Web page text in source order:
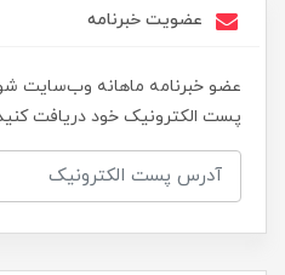
عضویت خبرنامه
عضو خبرنامه ماهانه وب‌سایت
پست الکترونیک خود دریافت